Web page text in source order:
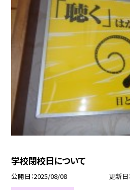
学校閉校日について
公開日 2025/08/08 更新日